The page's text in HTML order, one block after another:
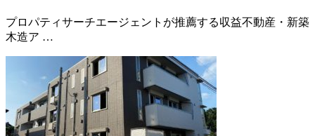
プロパティサーチエージェントが推薦する収益不動産・新築
木造ア …